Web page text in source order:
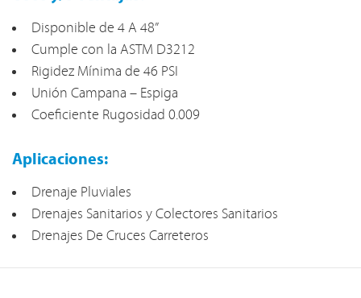
Disponible de 4 A 48”
Cumple con la ASTM D3212
Rigidez Mínima de 46 PSI
Unión Campana – Espiga
Coeficiente Rugosidad 0.009
Aplicaciones:
Drenaje Pluviales
Drenajes Sanitarios y Colectores Sanitarios
Drenajes De Cruces Carreteros